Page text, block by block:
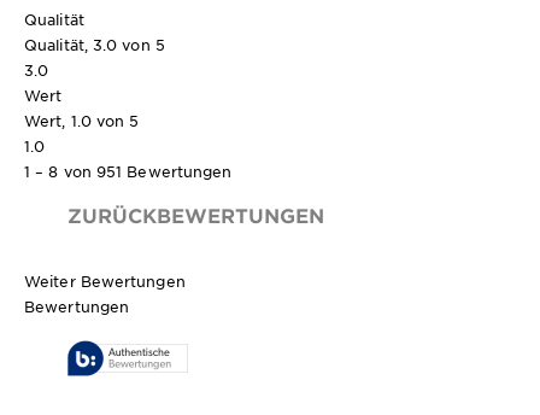
Qualität
Qualität, 3.0 von 5
3.0
Wert
Wert, 1.0 von 5
1.0
1 – 8 von 951 Bewertungen
ZURÜCKBEWERTUNGEN
Weiter Bewertungen
Bewertungen